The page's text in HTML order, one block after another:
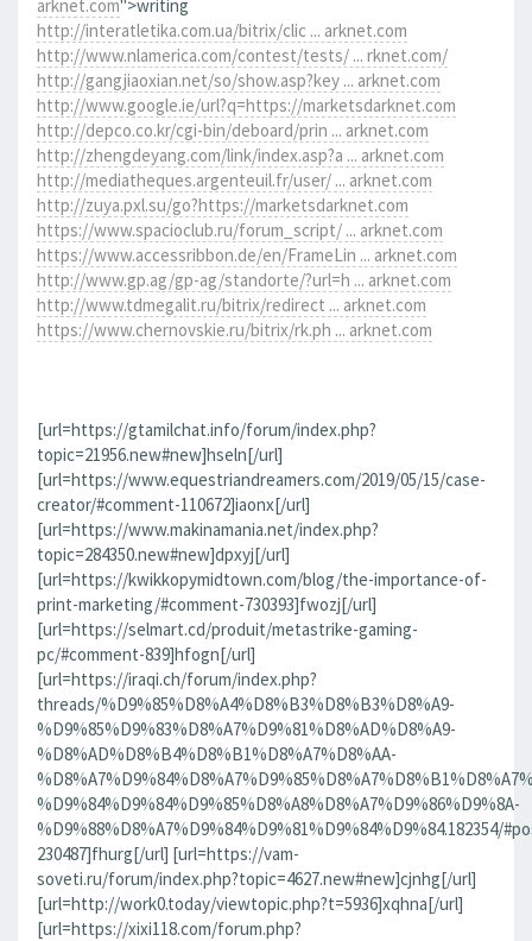
arknet.com">writing
http://interatletika.com.ua/bitrix/clic ... arknet.com
http://www.nlamerica.com/contest/tests/ ... rknet.com/
http://gangjiaoxian.net/so/show.asp?key ... arknet.com
http://www.google.ie/url?q=https://marketsdarknet.com
http://depco.co.kr/cgi-bin/deboard/prin ... arknet.com
http://zhengdeyang.com/link/index.asp?a ... arknet.com
http://mediatheques.argenteuil.fr/user/ ... arknet.com
http://zuya.pxl.su/go?https://marketsdarknet.com
https://www.spacioclub.ru/forum_script/ ... arknet.com
https://www.accessribbon.de/en/FrameLin ... arknet.com
http://www.gp.ag/gp-ag/standorte/?url=h ... arknet.com
http://www.tdmegalit.ru/bitrix/redirect ... arknet.com
https://www.chernovskie.ru/bitrix/rk.ph ... arknet.com
[url=https://gtamilchat.info/forum/index.php?
topic=21956.new#new]hseln[/url]
[url=https://www.equestriandreamers.com/2019/05/15/case-
creator/#comment-110672]iaonx[/url]
[url=https://www.makinamania.net/index.php?
topic=284350.new#new]dpxyj[/url]
[url=https://kwikkopymidtown.com/blog/the-importance-of-
print-marketing/#comment-730393]fwozj[/url]
[url=https://selmart.cd/produit/metastrike-gaming-
pc/#comment-839]hfogn[/url]
[url=https://iraqi.ch/forum/index.php?
threads/%D9%85%D8%A4%D8%B3%D8%B3%D8%A9-
%D9%85%D9%83%D8%A7%D9%81%D8%AD%D8%A9-
%D8%AD%D8%B4%D8%B1%D8%A7%D8%AA-
%D9%84%D9%84%D9%85%D8%A8%D8%A7%D9%86%D9%8A-
%D9%88%D8%A7%D9%84%D9%81%D9%84%D9%84.182354/
230487]fhurg[/url] [url=https://vam-
soveti.ru/forum/index.php?topic=4627.new#new]cjnhg[/url]
[url=http://work0.today/viewtopic.php?t=5936]xqhna[/url]
[url=https://xixi118.com/forum.php?